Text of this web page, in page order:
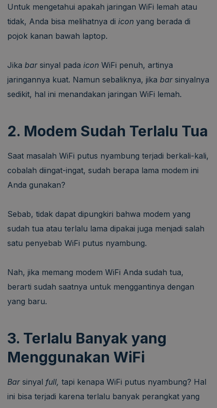
Untuk mengetahui apakah jaringan WiFi lemah atau
tidak, Anda bisa melihatnya di icon yang berada di
pojok kanan bawah laptop.
Jika bar sinyal pada icon WiFi penuh, artinya
jaringannya kuat. Namun sebaliknya, jika bar sinyalnya
sedikit, hal ini menandakan jaringan WiFi lemah.
2. Modem Sudah Terlalu Tua
Saat masalah WiFi putus nyambung terjadi berkali-kali,
cobalah diingat-ingat, sudah berapa lama modem ini
Anda gunakan?
Sebab, tidak dapat dipungkiri bahwa modem yang
sudah tua atau terlalu lama dipakai juga menjadi salah
satu penyebab WiFi putus nyambung.
Nah, jika memang modem WiFi Anda sudah tua,
berarti sudah saatnya untuk menggantinya dengan
yang baru.
3. Terlalu Banyak yang
Menggunakan WiFi
Bar sinyal full, tapi kenapa WiFi putus nyambung? Hal
ini bisa terjadi karena terlalu banyak perangkat yang